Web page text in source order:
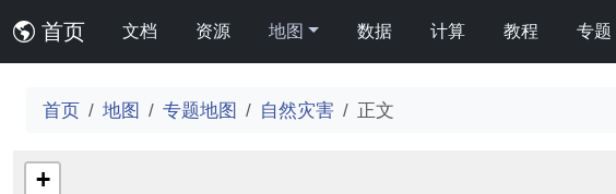
首页 文档 资源 地图 数据 计算 教程 专题
首页 地图 专题地图 自然灾害 正文
+